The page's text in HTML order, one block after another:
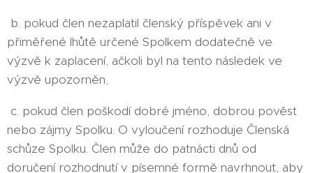
b. pokud člen nezaplatil členský příspěvek ani v
přiměřené lhůtě určené Spolkem dodatečně ve
výzvě k zaplacení, ačkoli byl na tento následek ve
výzvě upozorněn,
c. pokud člen poškodí dobré jméno, dobrou pověst
nebo zájmy Spolku. O vyloučení rozhoduje Členská
schůze Spolku. Člen může do patnácti dnů od
doručení rozhodnutí v písemné formě navrhnout, aby